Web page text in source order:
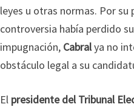
leyes u otras normas. Por su
controversia había perdido
impugnación, Cabralya no
obstáculo legal a su
El presidente del Tribunal